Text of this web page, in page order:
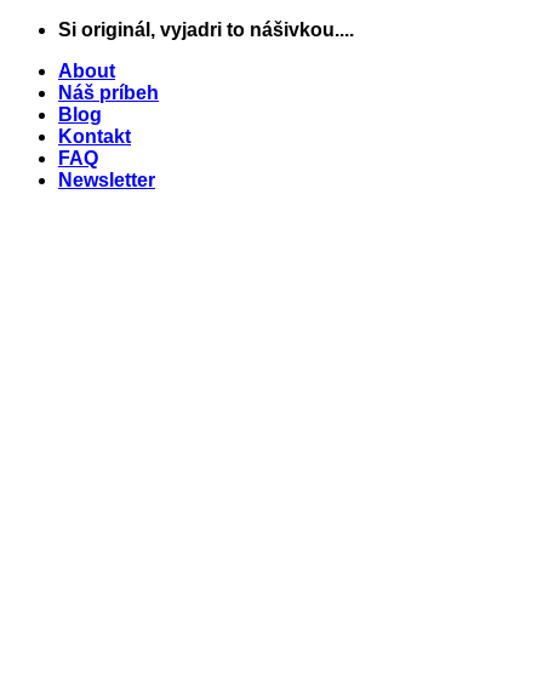
Skip
content
Si originál, vyjadri to nášivkou....
About
Náš príbeh
Blog
Kontakt
FAQ
Newsletter